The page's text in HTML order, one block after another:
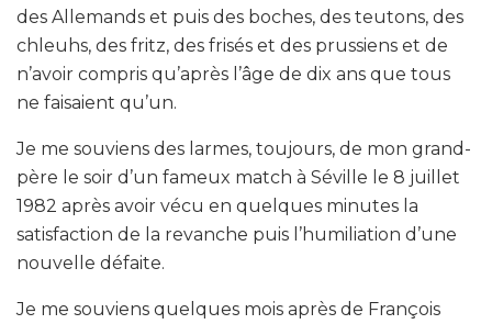
des Allemands et puis des boches, des teutons, des
chleuhs, des fritz, des frisés et des prussiens et de
n’avoir compris qu’après l’âge de dix ans que tous
ne faisaient qu’un.
Je me souviens des larmes, toujours, de mon grand-
père le soir d’un fameux match à Séville le 8 juillet
1982 après avoir vécu en quelques minutes la
satisfaction de la revanche puis l’humiliation d’une
nouvelle défaite.
Je me souviens quelques mois après de François